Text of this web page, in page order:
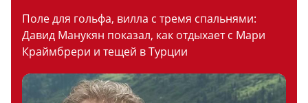
Поле для гольфа, вилла с тремя спальнями:
Давид Манукян показал, как отдыхает с Мари
Краймбрери и тещей в Турции